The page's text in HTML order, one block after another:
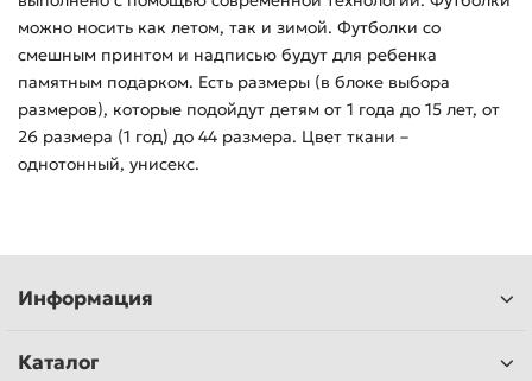
можно носить как летом, так и зимой. Футболки со
смешным принтом и надписью будут для ребенка
памятным подарком. Есть размеры (в блоке выбора
размеров), которые подойдут детям от 1 года до 15 лет, от
26 размера (1 год) до 44 размера. Цвет ткани –
однотонный, унисекс.
Информация
Каталог